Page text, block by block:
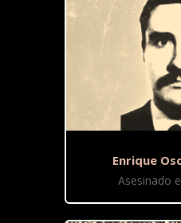
Enrique
Asesinado